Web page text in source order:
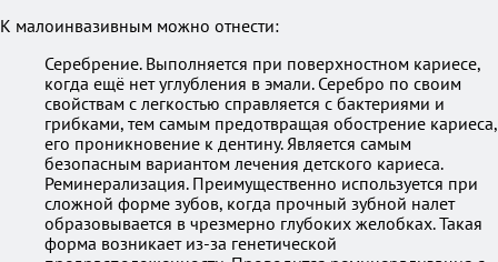
К малоинвазивным можно отнести:
Серебрение. Выполняется при поверхностном кариесе,
когда ещё нет углубления в эмали. Серебро по своим
свойствам с легкостью справляется с бактериями и
грибками, тем самым предотвращая обострение кариеса,
его проникновение к дентину. Является самым
безопасным вариантом лечения детского кариеса.
Реминерализация. Преимущественно используется при
сложной форме зубов, когда прочный зубной налет
образовывается в чрезмерно глубоких желобках. Такая
форма возникает из-за генетической